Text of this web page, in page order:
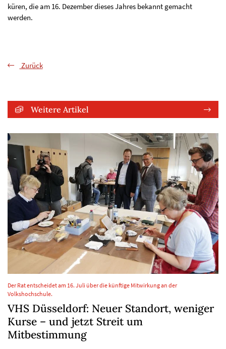
küren, die am 16. Dezember dieses Jahres bekannt gemacht
werden.
Zurück
Weitere Artikel
Der Rat entscheidet am 16. Juli über die künftige Mitwirkung an der
Volkshochschule.
VHS Düsseldorf: Neuer Standort, weniger
Kurse – und jetzt Streit um
Mitbestimmung